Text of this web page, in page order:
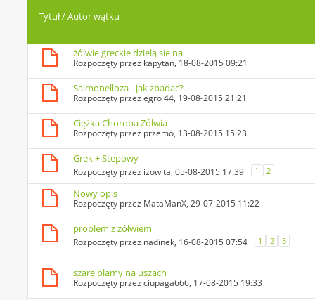
Tytuł/Autor wątku
żólwie greckie dzielą sie na
Rozpoczęty przez kapytan, 18-08-2015 09:21
Salmonelloza - jak zbadac?
Rozpoczęty przezegro 44, 19-08-2015 21:21
Ciężka Choroba Żółwia
Rozpoczęty przez przemo, 13-08-2015 15:23
Grek + Stepowy
Rozpoczęty przez izowita, 05-08-2015 17:39 1 2
Nowy opis
Rozpoczęty przez MataManX, 29-07-2015 11:22
problem z żółwiem
Rozpoczęty przez nadinek, 16-08-2015 07:54 1 2 3
szare plamy na uszach
Rozpoczęty przezciupaga666, 17-08-2015 19:33